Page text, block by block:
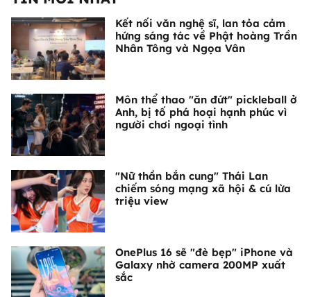
Kết nối văn nghệ sĩ, lan tỏa cảm
hứng sáng tác về Phật hoàng Trần
Nhân Tông và Ngọa Vân
Môn thể thao "ăn đứt" pickleball ở
Anh, bị tố phá hoại hạnh phúc vì
người chơi ngoại tình
"Nữ thần bắn cung" Thái Lan
chiếm sóng mạng xã hội & cú lừa
triệu view
OnePlus 16 sẽ "đè bẹp" iPhone và
Galaxy nhờ camera 200MP xuất
sắc